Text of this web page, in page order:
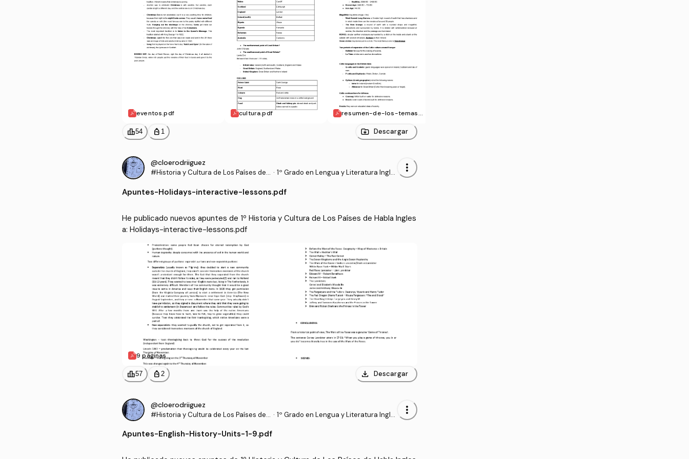
eventos.pdf cultura.pdf
resumen-de-los-temas.
leaderboard54 personal_bag 1 Descargar
@cloerodriiguez
#Historia y Cultura de Los Países de
· 1º Grado en Lengua y Literatura Ingle
more_vert
Apuntes-Holidays-interactive-lessons.pdf
He publicado nuevos apuntes de 1º Historia y Cultura de Los Países de Habla Ingles
a: Holidays-interactive-lessons.pdf
9 páginas
leaderboard57 personal_bag 2 download Descargar
@cloerodriiguez
#Historia y Cultura de Los Países de
· 1º Grado en Lengua y Literatura Ingle
more_vert
Apuntes-English-History-Units-1-9.pdf